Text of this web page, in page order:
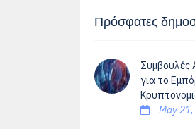
Πρόσφατες
Συμβουλές
για το
May